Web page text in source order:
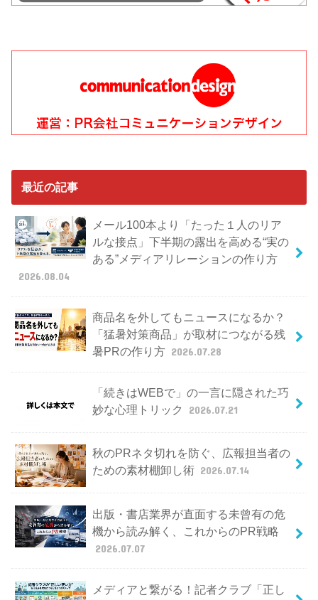
最近の記事
メール100本より「たった１人のリア
ルな接点」下半期の露出を高める“実の
ある”メディアリレーションの作り方
2026.08.04
商品名を外してもニュースになるか？
「猛暑対策商品」が取材につながる残
暑PRの作り方 2026.07.28
「続きはWEBで」の一言に隠された巧
妙な心理トリック
2026.07.21
秋のPRネタ切れを防ぐ、広報担当者の
ための素材棚卸し術 2026.07.14
出版・書店業界が直面する未曾有の危
機から読み解く、これからのPR戦略
2026.07.07
メディアと繋がる！記者クラブ「正し